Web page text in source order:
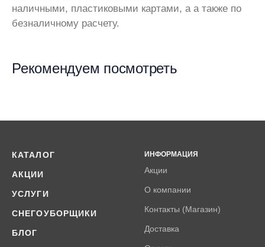
наличными, пластиковыми картами, а а также по
безналичному расчету.
Рекомендуем посмотреть
КАТАЛОГ
АКЦИИ
УСЛУГИ
СНЕГОУБОРЩИКИ
БЛОГ
ИНФОРМАЦИЯ
Акции
О компании
Контакты (Магазин)
Доставка